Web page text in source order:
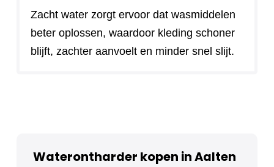
Zacht water zorgt ervoor dat wasmiddelen
beter oplossen, waardoor kleding schoner
blijft, zachter aanvoelt en minder snel slijt.
Waterontharder kopen in Aalten